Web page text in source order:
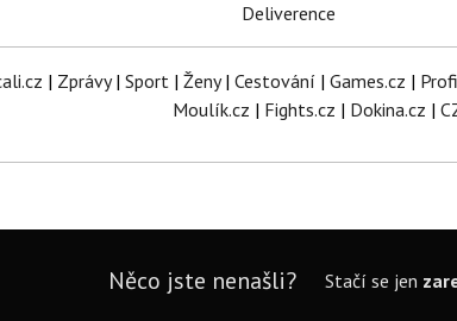
Deliverence
| Zprávy| Sport| Ženy| Cestování | Games.cz |
Moulík.cz | Fights.cz | Dokina.cz |
Něco jste nenašli? Stačí se jen